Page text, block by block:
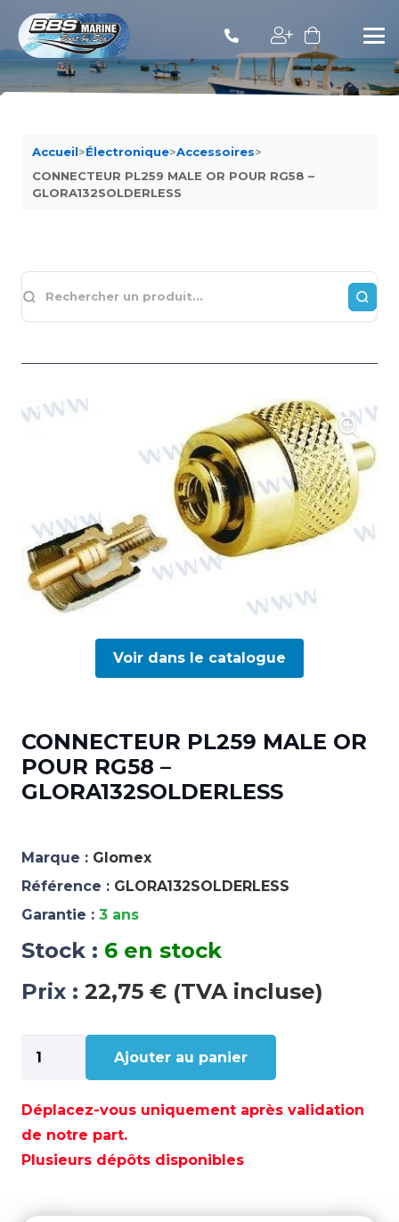
Accueil>Électronique>Accessoires>
CONNECTEUR PL259 MALE OR POUR RG58 –
GLORA132SOLDERLESS
Voir dans le catalogue
CONNECTEUR PL259 MALE OR
POUR RG58 –
GLORA132SOLDERLESS
Marque : Glomex
Référence : GLORA132SOLDERLESS
Garantie : 3 ans
Stock : 6 en stock
Prix : 22,75 € (TVA incluse)
quantité
de
PL259
MALE
OR
Ajouter au panier
Déplacez-vous uniquement après validation
de notre part.
Plusieurs dépôts disponibles